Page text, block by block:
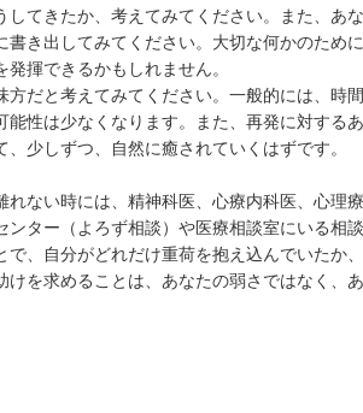
してきたか、考えてみてください。また、あ
書き出してみてください。大切な何かのため
揮できるかもしれません。
だと考えてみてください。一般的には、時間
性は少なくなります。また、再発に対するあ
少しずつ、自然に癒されていくはずです。
れない時には、精神科医、心療内科医、心理
ンター（よろず相談）や医療相談室にいる相
で、自分がどれだけ重荷を抱え込んでいたか
けを求めることは、あなたの弱さではなく、